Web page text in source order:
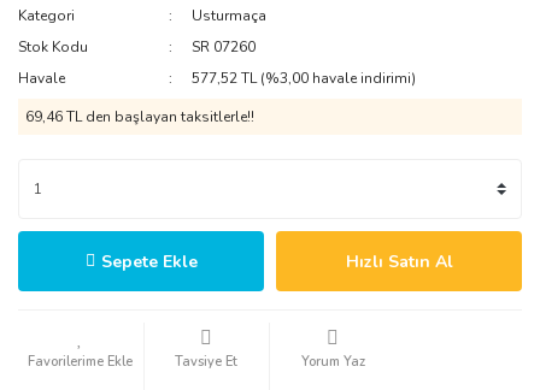
Kategori
Usturmaça
Stok Kodu
SR 07260
Havale
577,52 TL (%3,00 havale indirimi)
69,46 TL den başlayan taksitlerle!!
Sepete Ekle Hızlı Satın Al
Tavsiye Et Yorum Yaz